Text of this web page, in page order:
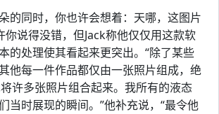
的同时，你也许会想着：天哪，这图片
你说得没错，但Jack称他仅仅用这款软
的处理使其看起来更突出。“除了某些
他每一件作品都仅由一张照片组成，绝
许多张照片组合起来。我所有的液态
当时展现的瞬间。”他补充说，“最令他